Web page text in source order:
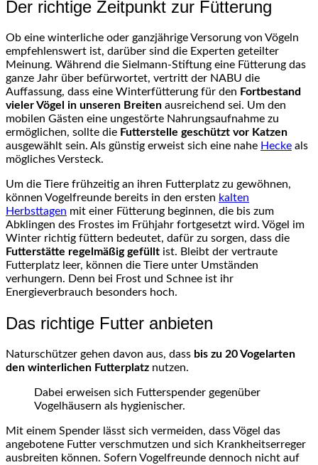
Der richtige Zeitpunkt zur Fütterung
Ob eine winterliche oder ganzjährige Versorung von Vögeln
empfehlenswert ist, darüber sind die Experten geteilter
Meinung. Während die Sielmann-Stiftung eine Fütterung das
ganze Jahr über befürwortet, vertritt der NABU die
Auffassung, dass eine Winterfütterung für den Fortbestand
vieler Vögel in unseren Breiten ausreichend sei. Um den
mobilen Gästen eine ungestörte Nahrungsaufnahme zu
ermöglichen, sollte die Futterstelle geschützt vor Katzen
ausgewählt sein. Als günstig erweist sich eine nahe Hecke als
mögliches Versteck.
Um die Tiere frühzeitig an ihren Futterplatz zu gewöhnen,
können Vogelfreunde bereits in den ersten kalten
Herbsttagen mit einer Fütterung beginnen, die bis zum
Abklingen des Frostes im Frühjahr fortgesetzt wird. Vögel im
Winter richtig füttern bedeutet, dafür zu sorgen, dass die
Futterstätte regelmäßig gefüllt ist. Bleibt der vertraute
Futterplatz leer, können die Tiere unter Umständen
verhungern. Denn bei Frost und Schnee ist ihr
Energieverbrauch besonders hoch.
Das richtige Futter anbieten
Naturschützer gehen davon aus, dass bis zu 20 Vogelarten
den winterlichen Futterplatz nutzen.
Dabei erweisen sich Futterspender gegenüber
Vogelhäusern als hygienischer.
Mit einem Spender lässt sich vermeiden, dass Vögel das
angebotene Futter verschmutzen und sich Krankheitserreger
ausbreiten können. Sofern Vogelfreunde dennoch nicht auf